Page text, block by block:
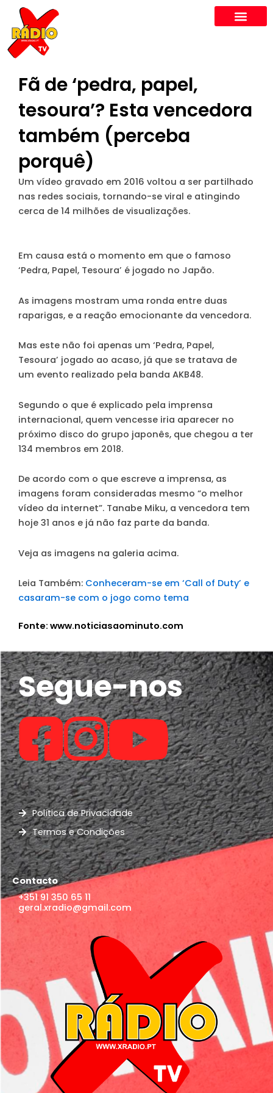
content
Fã de ‘pedra, papel,
tesoura’? Esta vencedora
também (perceba
porquê)
Um vídeo gravado em 2016 voltou a ser partilhado
nas redes sociais, tornando-se viral e atingindo
cerca de 14 milhões de visualizações.
Em causa está o momento em que o famoso
‘Pedra, Papel, Tesoura’ é jogado no Japão.
As imagens mostram uma ronda entre duas
raparigas, e a reação emocionante da vencedora.
Mas este não foi apenas um ‘Pedra, Papel,
Tesoura’ jogado ao acaso, já que se tratava de
um evento realizado pela banda AKB48.
Segundo o que é explicado pela imprensa
internacional, quem vencesse iria aparecer no
próximo disco do grupo japonês, que chegou a ter
134 membros em 2018.
De acordo com o que escreve a imprensa, as
imagens foram consideradas mesmo “o melhor
vídeo da internet”. Tanabe Miku, a vencedora tem
hoje 31 anos e já não faz parte da banda.
Veja as imagens na galeria acima.
Leia Também: Conheceram-se em ‘Call of Duty’ e
casaram-se com o jogo como tema
Fonte: www.noticiasaominuto.com
Segue-nos
Política de Privacidade
Termos e Condições
Contacto
+351 91 350 65 11
geral.xradio@gmail.com